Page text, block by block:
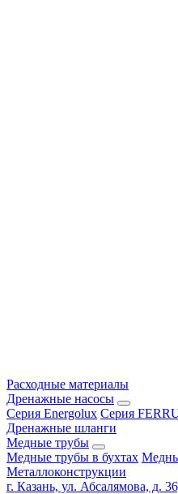
Расходные материалы
Дренажные насосы
Серия Energolux Серия
Дренажные шланги
Медные трубы
Медные трубы в бухтах
Металлоконструкции
г. Казань, ул. Абсалямова, д.